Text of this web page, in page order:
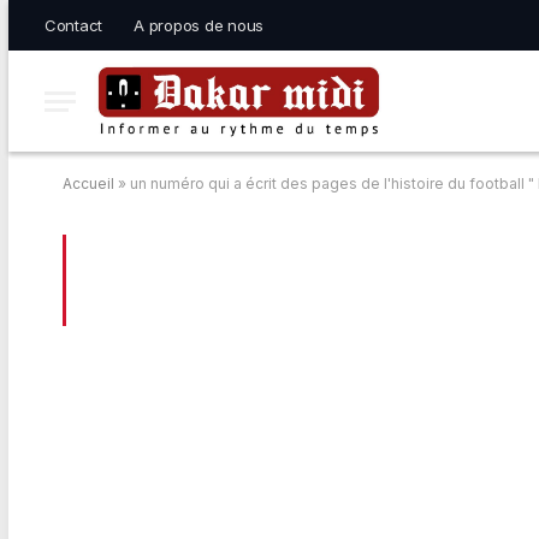
Contact A propos de nous
Accueil » un numéro qui a écrit des pages de l'histoire du football "